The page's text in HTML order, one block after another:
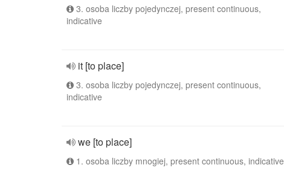
3. osoba liczby pojedynczej, present continuous,
indicative
it [to place]
3. osoba liczby pojedynczej, present continuous,
indicative
we [to place]
1. osoba liczby mnogiej, present continuous, indicative